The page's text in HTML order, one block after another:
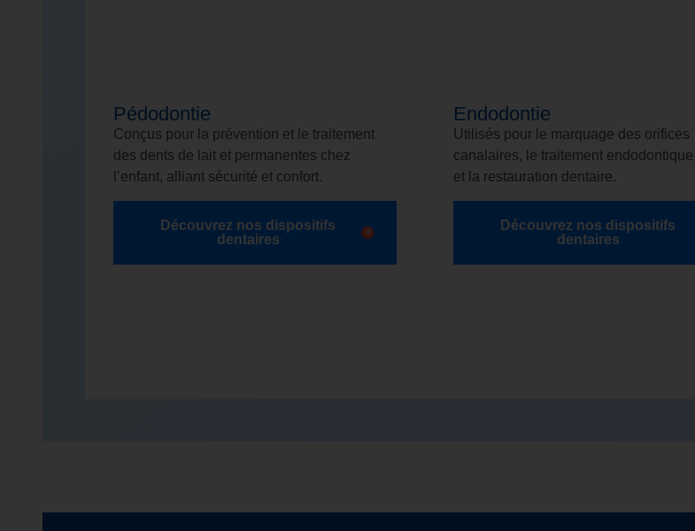
Pédodontie
Conçus pour la prévention et le traitement
des dents de lait et permanentes chez
l’enfant, alliant sécurité et confort.
Découvrez nos dispositifs
dentaires
Endodontie
Utilisés pour le marquage des orifices
canalaires, le traitement endodontique
et la restauration dentaire.
Découvrez nos dispositifs
dentaires